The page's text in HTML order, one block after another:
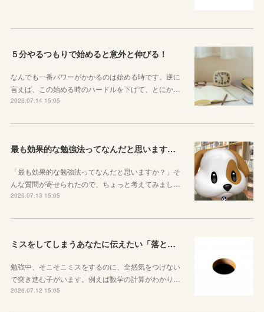
５分やるつもりで始めると意外と伸びる！
なんでも一番パワーがかかるのは始める時です。逆に
言えば、この始める時のハードルを下げて、とにか…
2026.07.14 15:05
最も効果的な勉強法ってなんだと思いますか？
「最も効果的な勉強法ってなんだと思いますか？」そ
んな質問が寄せられたので、ちょっと考えてみまし…
2026.07.13 15:05
ミスをしてしまうあなたに伝えたい「落とし穴がある道は早歩きしない」ということ
勉強中、そこそこミスをするのに、全然気をつけない
で突き進む子がいます。例えば数学の計算がわかり…
2026.07.12 15:05